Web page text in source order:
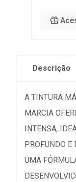
Descrição
A TINTURA
MARCIA
INTENSA,
PROFUNDO E
UMA